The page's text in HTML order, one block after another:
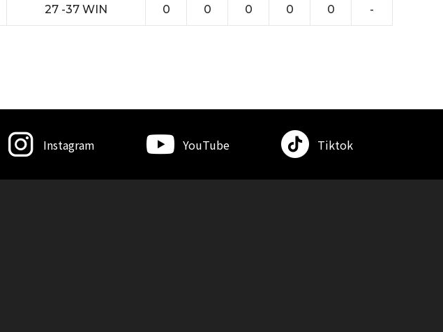
27 -37 WIN 0 0 0 0 0 -
Instagram YouTube Tiktok